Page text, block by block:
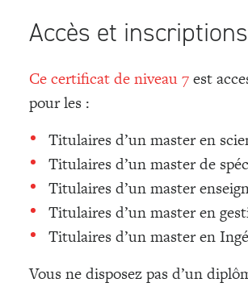
Accès et inscriptions
Ce certificat de niveau 7est
pour les :
Titulaires d’un master en
Titulaires d’un master de
Titulaires d’un master
Titulaires d’un master en
Titulaires d’un master en
Vous ne disposez pas d’un